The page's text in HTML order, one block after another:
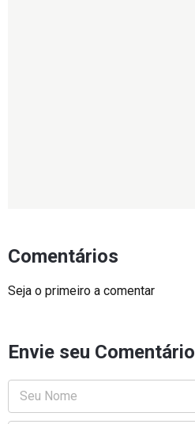
Comentários
Seja o primeiro a comentar
Envie seu Comentário